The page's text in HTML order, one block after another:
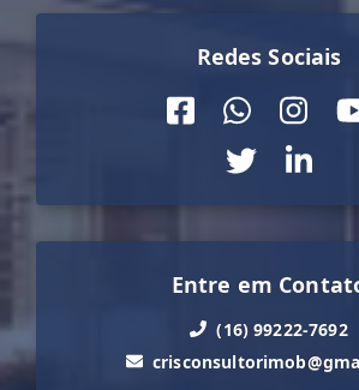
Redes Sociais
Entre em
(16) 99222-7692